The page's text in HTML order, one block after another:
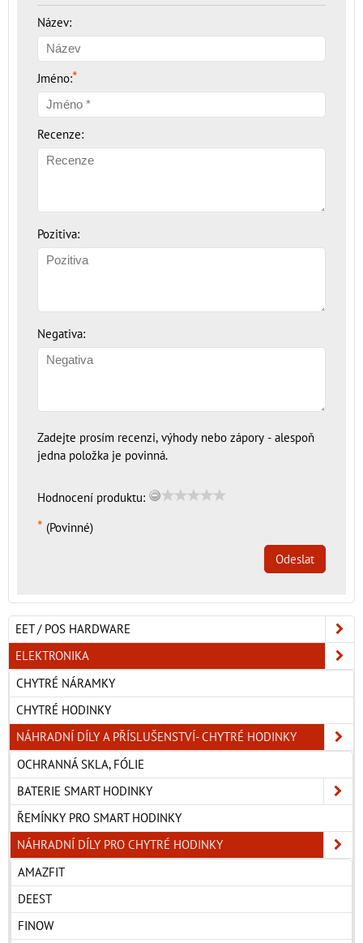
Název:
Jméno:*
Recenze:
Pozitiva:
Negativa:
Zadejte prosím recenzi, výhody nebo zápory - alespoň
jedna položka je povinná.
Hodnocení produktu:
* (Povinné)
Odeslat
EET / POS HARDWARE
ELEKTRONIKA
CHYTRÉ NÁRAMKY
CHYTRÉ HODINKY
NÁHRADNÍ DÍLY A PŘÍSLUŠENSTVÍ- CHYTRÉ HODINKY
OCHRANNÁ SKLA, FÓLIE
BATERIE SMART HODINKY
ŘEMÍNKY PRO SMART HODINKY
NÁHRADNÍ DÍLY PRO CHYTRÉ HODINKY
AMAZFIT
DEEST
FINOW